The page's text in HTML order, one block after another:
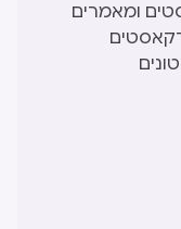
ומאמרים